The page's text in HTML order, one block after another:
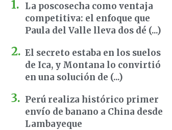
La poscosecha como ventaja
competitiva: el enfoque que
Paula del Valle lleva dos dé (...)
El secreto estaba en los suelos
de Ica, y Montana lo convirtió
en una solución de (...)
Perú realiza histórico primer
envío de banano a China desde
Lambayeque